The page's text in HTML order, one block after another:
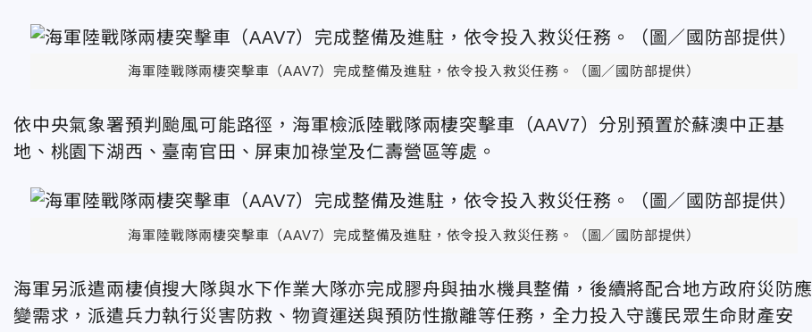
海軍陸戰隊兩棲突擊車（AAV7）完成整備及進駐，依令投入救災任務。（圖／國防部提供）
依中央氣象署預判颱風可能路徑，海軍檢派陸戰隊兩棲突擊車（AAV7）分別預置於蘇澳中正基
地、桃園下湖西、臺南官田、屏東加祿堂及仁壽營區等處。
海軍陸戰隊兩棲突擊車（AAV7）完成整備及進駐，依令投入救災任務。（圖／國防部提供）
海軍另派遣兩棲偵搜大隊與水下作業大隊亦完成膠舟與抽水機具整備，後續將配合地方政府災防應
變需求，派遣兵力執行災害防救、物資運送與預防性撤離等任務，全力投入守護民眾生命財產安